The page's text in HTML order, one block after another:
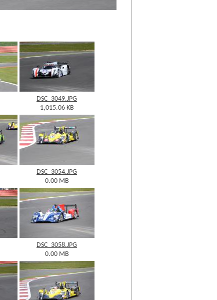
DSC_3049.JPG
1,015.06 KB
DSC_3054.JPG
0.00 MB
DSC_3058.JPG
0.00 MB